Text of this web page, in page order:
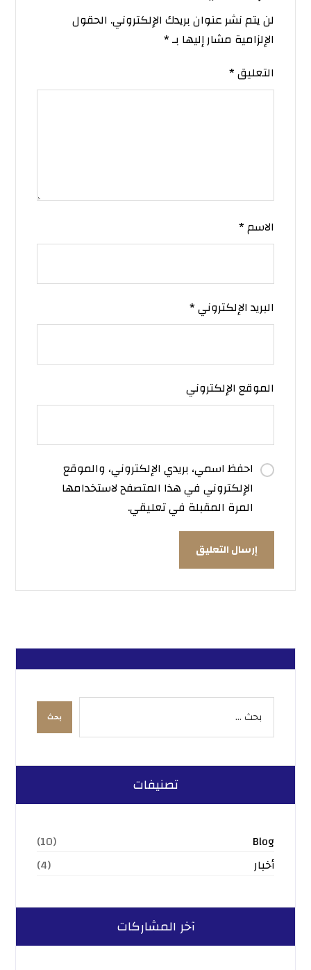
لن يتم نشر عنوان بريدك الإلكتروني. الحقول
الإلزامية مشار إليها بـ*
التعليق*
الاسم*
البريد الإلكتروني*
الموقع الإلكتروني
احفظ اسمي، بريدي الإلكتروني، والموقع
الإلكتروني في هذا المتصفح لاستخدامها
المرة المقبلة في تعليقي.
تصنيفات
Blog
(10)
أخبار
(4)
آخر المشاركات